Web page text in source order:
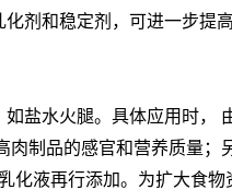
剂和稳定剂，可进一步提
盐水火腿。具体应用时，
制品的感官和营养质量；
化液再行添加。为扩大食物